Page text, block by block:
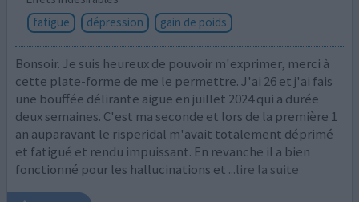
fatigue
dépression gain de poids
Bonsoir. Je suis heureux de pouvoir m'exprimer, merci à
cette plate-forme de me le permettre. J'ai 26 et j'ai fais
une bouffée délirante aigue en juillet 2024 qui a durée
deux semaines. C'est ma seconde et lors de la première 1
an auparavant le risperidal m'avait totalement déprimé
et fatigué et rendu impuissant. En revanche il a bien
fonctionné pour les hallucinations et ...lire la suite